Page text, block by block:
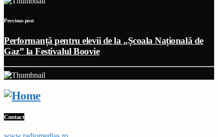
Previous post
Performanță pentru elevii de la „Școala Națională de
Gaz” la Festivalul Boovie
Contact